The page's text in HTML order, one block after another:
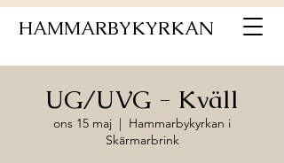
HAMMARBYKYRKAN
UG/UVG - Kväll
ons 15 maj
  |
Hammarbykyrkan i
Skärmarbrink